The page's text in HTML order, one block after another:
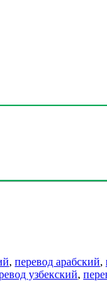
, перевод арабский,
узбекский,